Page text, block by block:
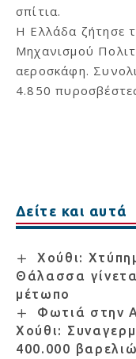
σπίτια.
Η Ελλάδα ζήτησε
Μηχανισμού
αεροσκάφη.
4.850
Δείτε και αυτά
Χούθι:
Θάλασσα
μέτωπο
Φωτιά στην
Χούθι:
400.000